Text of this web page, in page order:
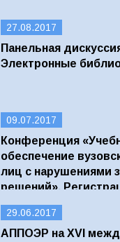
27.08.2017
Панельная
Электронные
09.07.2017
Конференция
обеспечение
лиц с нарушениями
решений».
29.06.2017
АППОЭР на XVI